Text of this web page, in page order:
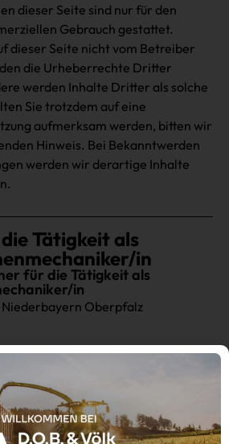
dieser Seite sind nur für den
Gebrauch gestattet.
dieser Seite nicht vom Betreiber
die Urheberrechte Dritter
werden Inhalte Dritter als solche
Sie trotzdem auf eine
aufmerksam werden, bitten wir
Hinweis. Bei Bekanntwerden
werden wir derartige Inhalte
Tätigkeit als
in
für die Tätigkeit als
in
Oberpfalz